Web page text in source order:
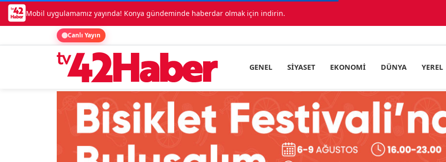
Mobil uygulamamız yayında! Konya gündeminde haberdar olmak için indirin.
Canlı Yayın
GENEL SIYASET EKONOMI DÜNYA YEREL